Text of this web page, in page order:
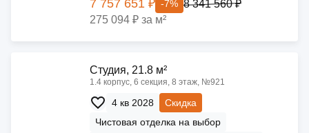
7 757 651 ₽ -7% 8 341 560 ₽
275 094 ₽ за м²
Cтудия, 21.8 м²
1.4 корпус, 6 секция, 8 этаж, №921
4 кв 2028
Скидка
Чистовая отделка на выбор